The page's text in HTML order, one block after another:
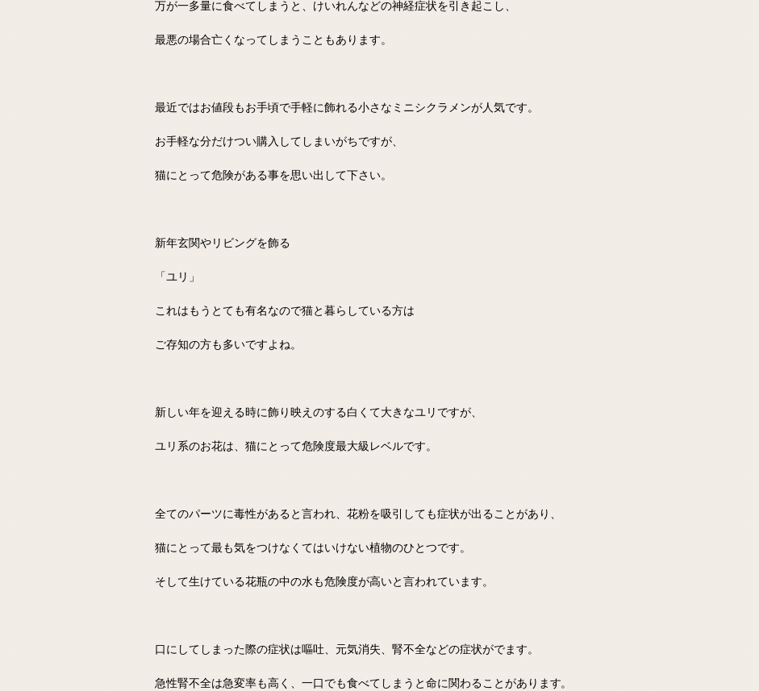
万が一多量に食べてしまうと、けいれんなどの神経症状を引き起こし、
最悪の場合亡くなってしまうこともあります。
最近ではお値段もお手頃で手軽に飾れる小さなミニシクラメンが人気です。
お手軽な分だけつい購入してしまいがちですが、
猫にとって危険がある事を思い出して下さい。
新年玄関やリビングを飾る
「ユリ」
これはもうとても有名なので猫と暮らしている方は
ご存知の方も多いですよね。
新しい年を迎える時に飾り映えのする白くて大きなユリですが、
ユリ系のお花は、猫にとって危険度最大級レベルです。
全てのパーツに毒性があると言われ、花粉を吸引しても症状が出ることがあり、
猫にとって最も気をつけなくてはいけない植物のひとつです。
そして生けている花瓶の中の水も危険度が高いと言われています。
口にしてしまった際の症状は嘔吐、元気消失、腎不全などの症状がでます。
急性腎不全は急変率も高く、一口でも食べてしまうと命に関わることがあります。